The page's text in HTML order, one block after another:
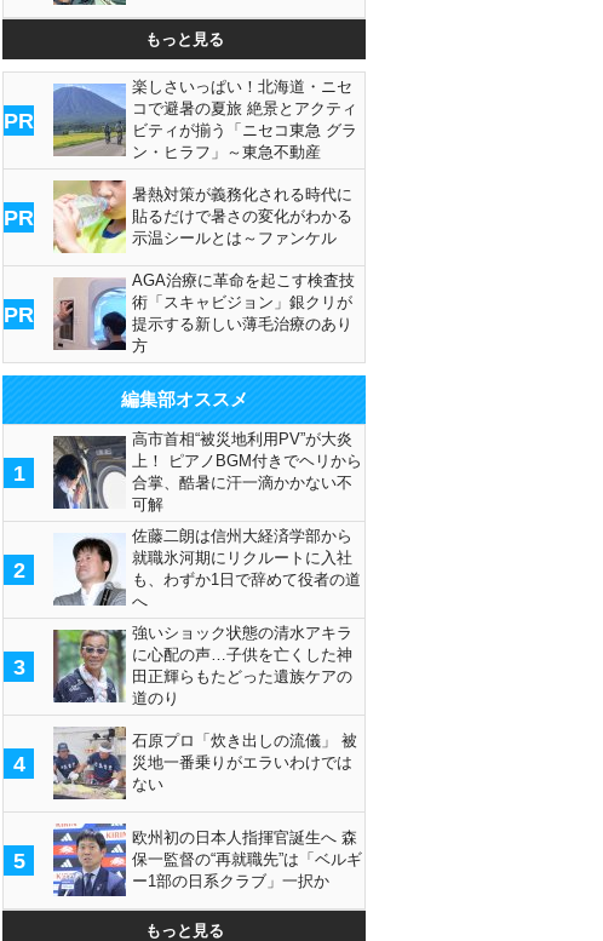
もっと見る
PR
楽しさいっぱい！北海道・ニセ
コで避暑の夏旅 絶景とアクティ
ビティが揃う「ニセコ東急 グラ
ン・ヒラフ」～東急不動産
PR
暑熱対策が義務化される時代に
貼るだけで暑さの変化がわかる
示温シールとは～ファンケル
PR
AGA治療に革命を起こす検査技
術「スキャビジョン」銀クリが
提示する新しい薄毛治療のあり
方
編集部オススメ
1
高市首相“被災地利用PV”が大炎
上！ ピアノBGM付きでヘリから
合掌、酷暑に汗一滴かかない不
可解
2
佐藤二朗は信州大経済学部から
就職氷河期にリクルートに入社
も、わずか1日で辞めて役者の道
へ
3
強いショック状態の清水アキラ
に心配の声…子供を亡くした神
田正輝らもたどった遺族ケアの
道のり
4
石原プロ「炊き出しの流儀」 被
災地一番乗りがエラいわけでは
ない
5
欧州初の日本人指揮官誕生へ 森
保一監督の“再就職先”は「ベルギ
ー1部の日系クラブ」一択か
もっと見る